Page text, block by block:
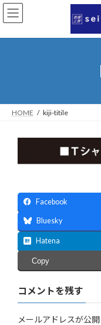
コ
ン
ン
ナ
ビ
ー
HOME kiji-titile
Facebook
Bluesky
Hatena
Copy
コメントを残す
メールアドレスが公